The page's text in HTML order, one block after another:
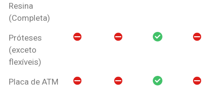
Resina
(Completa)
Próteses
(exceto
flexíveis)
Placa de ATM